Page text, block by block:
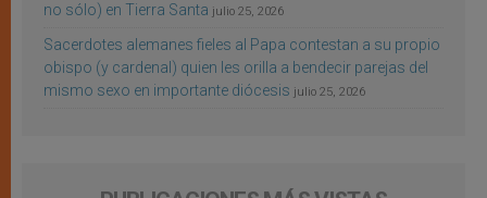
no sólo) en Tierra Santa julio 25, 2026
Sacerdotes alemanes fieles al Papa contestan a su propio
obispo (y cardenal) quien les orilla a bendecir parejas del
mismo sexo en importante diócesis julio 25, 2026